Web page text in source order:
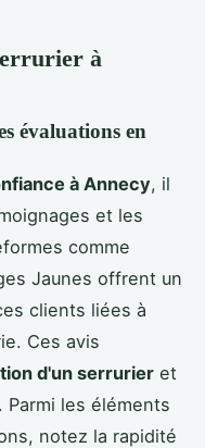
à
évaluations en
à Annecy, il
et les
comme
Jaunes offrent un
clients liées à
Ces avis
d'un serrurier et
les éléments
notez la rapidité